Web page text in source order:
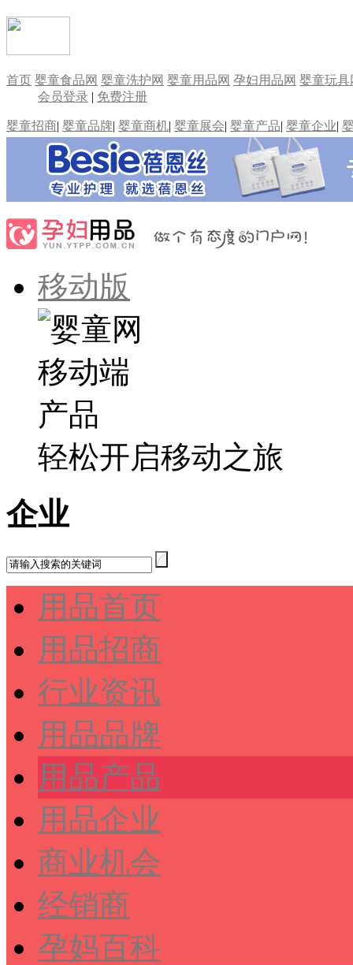
首页 婴童食品网 婴童洗护网 婴童用品网 孕妇用品网 婴童玩具
会员登录 | 免费注册
婴童招商| 婴童品牌| 婴童商机| 婴童展会| 婴童产品| 婴童企业|
移动版
轻松开启移动之旅
企业
用品首页
用品招商
行业资讯
用品品牌
用品产品
用品企业
商业机会
经销商
孕妈百科